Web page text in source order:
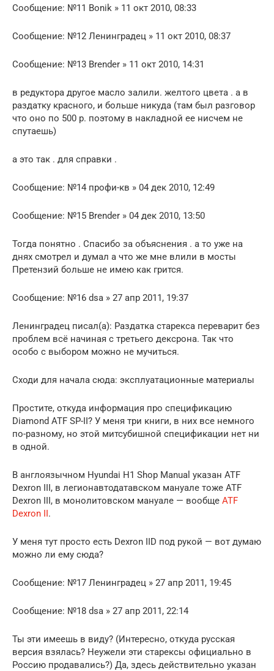
Сообщение: №11 Bonik » 11 окт 2010, 08:33
Сообщение: №12 Ленинградец » 11 окт 2010, 08:37
Сообщение: №13 Brender » 11 окт 2010, 14:31
в редуктора другое масло залили. желтого цвета . а в
раздатку красного, и больше никуда (там был разговор
что оно по 500 р. поэтому в накладной ее нисчем не
спутаешь)
а это так . для справки .
Сообщение: №14 профи-кв » 04 дек 2010, 12:49
Сообщение: №15 Brender » 04 дек 2010, 13:50
Тогда понятно . Спасибо за объяснения . а то уже на
днях смотрел и думал а что же мне влили в мосты
Претензий больше не имею как грится.
Сообщение: №16 dsa » 27 апр 2011, 19:37
Ленинградец писал(а): Раздатка старекса переварит без
проблем всё начиная с третьего дексрона. Так что
особо с выбором можно не мучиться.
Сходи для начала сюда: эксплуатационные материалы
Простите, откуда информация про спецификацию
Diamond ATF SP-II? У меня три книги, в них все немного
по-разному, но этой митсубишной спецификации нет ни
в одной.
В англоязычном Hyundai H1 Shop Manual указан ATF
Dexron III, в легионавтодатавском мануале тоже ATF
Dexron III, в монолитовском мануале — вообще ATF
Dexron II.
У меня тут просто есть Dexron IID под рукой — вот думаю
можно ли ему сюда?
Сообщение: №17 Ленинградец » 27 апр 2011, 19:45
Сообщение: №18 dsa » 27 апр 2011, 22:14
Ты эти имеешь в виду? (Интересно, откуда русская
версия взялась? Неужели эти старексы официально в
Россию продавались?) Да, здесь действительно указан